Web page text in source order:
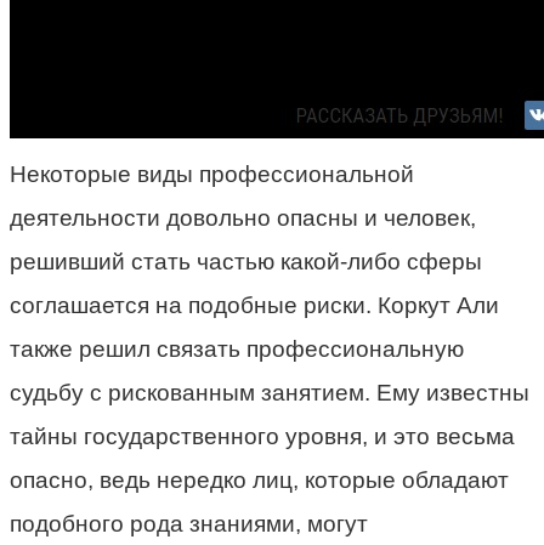
Некоторые виды профессиональной
деятельности довольно опасны и человек,
решивший стать частью какой-либо сферы
соглашается на подобные риски. Коркут Али
также решил связать профессиональную
судьбу с рискованным занятием. Ему известны
тайны государственного уровня, и это весьма
опасно, ведь нередко лиц, которые обладают
подобного рода знаниями, могут